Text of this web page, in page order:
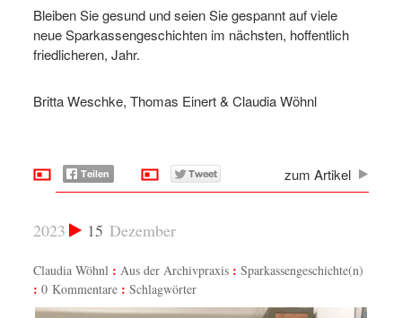
Bleiben Sie gesund und seien Sie gespannt auf viele
neue Sparkassengeschichten im nächsten, hoffentlich
friedlicheren, Jahr.
Britta Weschke, Thomas Einert & Claudia Wöhnl
zum Artikel
15 Dezember
2023
Claudia Wöhnl Aus der Archivpraxis
Sparkassengeschichte(n)
0 Kommentare
Schlagwörter